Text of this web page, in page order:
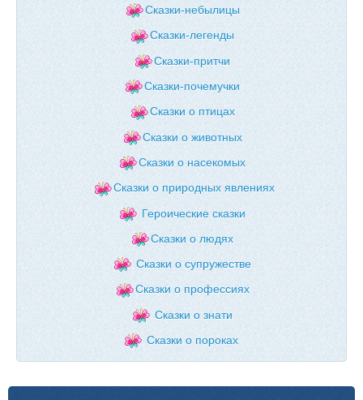
Сказки-небылицы
Сказки-легенды
Сказки-притчи
Сказки-почемучки
Сказки о птицах
Сказки о животных
Сказки о насекомых
Сказки о природных явлениях
Героические сказки
Сказки о людях
Сказки о супружестве
Сказки о профессиях
Сказки о знати
Сказки о пороках